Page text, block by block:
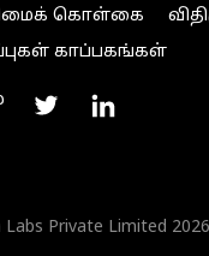
கொள்கை
காப்பகங்கள்
Private Limited 2026